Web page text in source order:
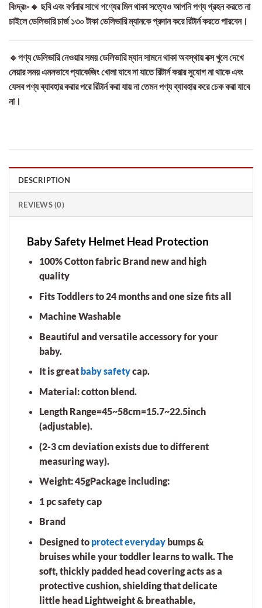
বিঃদ্রঃ-🔸 ছবি এবং বর্ণনার সাথে পণ্যের মিল থাকা সত্যেও আপনি পণ্য গ্রহন করতে না
চাইলে ডেলিভারি চার্জ ১৩০ টাকা ডেলিভারি ম্যানকে প্রদান করে রিটার্ন করতে পারবেন।
🔹পণ্য ডেলিভারি নেওয়ার সময় ডেলিভারি ম্যান সামনে থাকা অবস্থায় বক্স খুলে দেখে
নেয়ার সময় এমনভাবে প্যাকেজিং খোলা যাবে না যাতে রিটার্ন করার সুযোগ না থাকে এবং
যেসব পণ্য ব্যাবহার করার পরে রিটার্ন করা যায় না তেমন পণ্য ব্যাবহার করে চেক করা যাবে
না।
DESCRIPTION
REVIEWS (0)
Baby Safety Helmet Head Protection
100% Cotton fabric Brand new and high
quality
Fits Toddlers to 24 months and one size fits all
Machine Washable
Beautiful and versatile accessory for your
baby.
It is great baby safetycap.
Material: cotton blend.
Length Range=45~58cm=15.7~22.5inch
(adjustable).
(2-3 cm deviation exists due to different
measuring way).
Weight: 45gPackage including:
1 pc safety cap
Brand
Designed to protect everydaybumps &
bruises while your toddler learns to walk. The
soft, thickly padded head covering acts as a
protective cushion, shielding that delicate
little head Lightweight & breathable,